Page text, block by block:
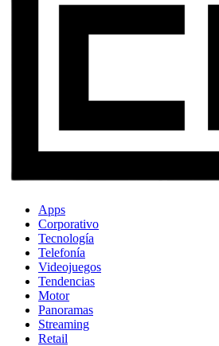
Apps
Corporativo
Tecnología
Telefonía
Videojuegos
Tendencias
Motor
Panoramas
Streaming
Retail